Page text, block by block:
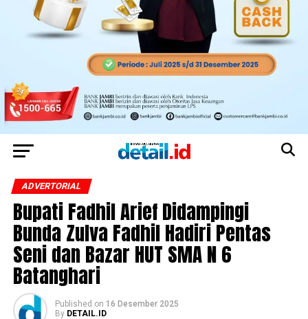
ADVERTORIAL
Bupati Fadhil Arief Didampingi
Bunda Zulva Fadhil Hadiri Pentas
Seni dan Bazar HUT SMA N 6
Batanghari
Published on 16 Desember 2025
By DETAIL.ID